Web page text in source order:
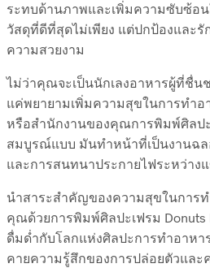
ระทบด้านภาพและเพิ่มความซับซ้อ
วัสดุที่ดีที่สุดไม่เพียง แต่ปกป้องและ
ความสวยงาม
ไม่ว่าคุณจะเป็นนักเลงอาหารผู้ที่ชื่น
แค่พยายามเพิ่มความสุขในการทำ
หรือสำนักงานของคุณการพิมพ์ศิลป
สมบูรณ์แบบ มันทำหน้าที่เป็นงานฉล
และการสนทนาประกายไฟระหว่า
นำสาระสำคัญของความสุขในการ
คุณด้วยการพิมพ์ศิลปะเฟรม Donuts
ดื่มด่ำกับโลกแห่งศิลปะการทำอาห
คายความรู้สึกของการปล่อยตัวและ